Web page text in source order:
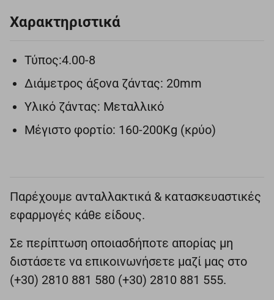
Χαρακτηριστικά
Τύπος:4.00-8
Διάμετρος άξονα ζάντας: 20mm
Υλικό ζάντας: Μεταλλικό
Μέγιστο φορτίο: 160-200Kg (κρύο)
Παρέχουμε ανταλλακτικά & κατασκευαστικές
εφαρμογές κάθε είδους.
Σε περίπτωση οποιασδήποτε απορίας μη
διστάσετε να επικοινωνήσετε μαζί μας στο
(+30) 2810 881 580 (+30) 2810 881 555.